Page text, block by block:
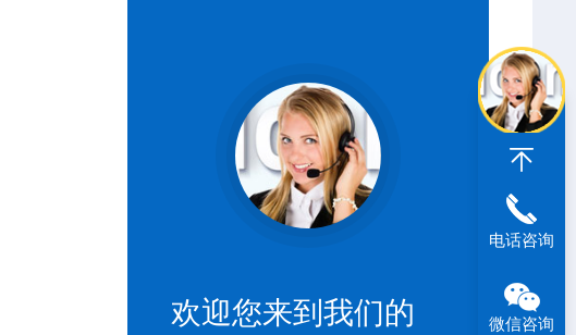
欢迎您来到我们的
电话咨询
微信咨询